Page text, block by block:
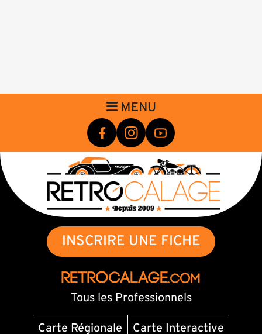
MENU
INSCRIRE UNE FICHE
RETROCALAGE.com
Tous les Professionnels
Carte Régionale
Carte Interactive